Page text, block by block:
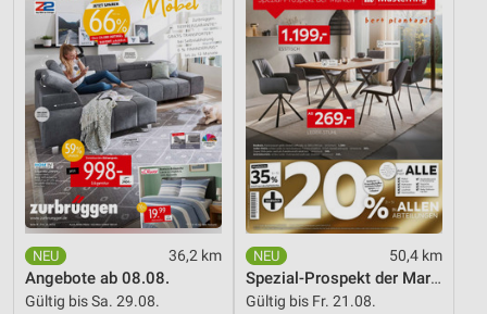
36,2 km
Angebote ab 08.08.
Gültig bis Sa. 29.08.
50,4 km
Spezial-Prospekt der Marken
Gültig bis Fr. 21.08.